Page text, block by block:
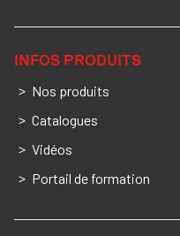
INFOS PRODUITS
Nos produits
Catalogues
Vidéos
Portail de formation